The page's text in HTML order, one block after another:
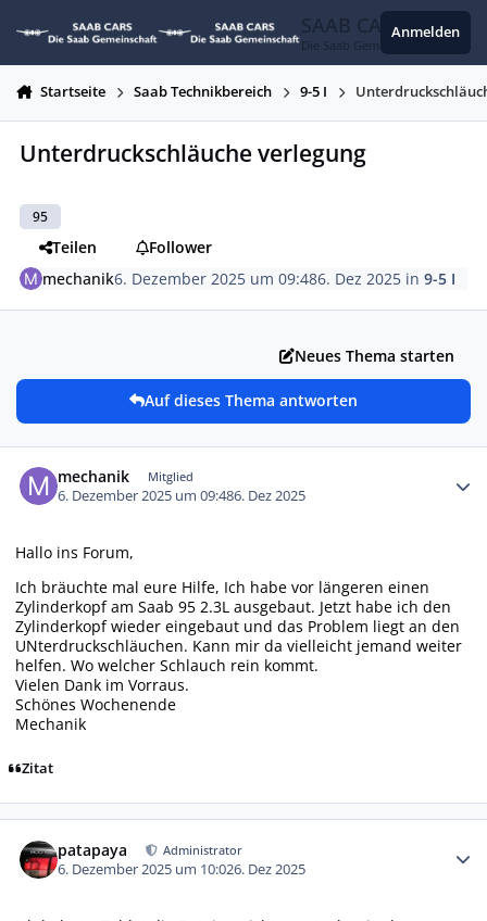
SAAB CARS
Die Saab Gemeinschaft
Anmelden
Startseite Saab Technikbereich 9-5 I
Unterdruckschläuche verlegung
95
Teilen
Follower
mechanik6. Dezember 2025 um 09:486. Dez 2025 in9-5 I
Neues Thema starten
Auf dieses Thema antworten
mechanik Mitglied
6. Dezember 2025 um 09:486. Dez 2025
Hallo ins Forum,
Ich bräuchte mal eure Hilfe, Ich habe vor längeren einen
Zylinderkopf am Saab 95 2.3L ausgebaut. Jetzt habe ich den
Zylinderkopf wieder eingebaut und das Problem liegt an den
UNterdruckschläuchen. Kann mir da vielleicht jemand weiter
helfen. Wo welcher Schlauch rein kommt.
Vielen Dank im Vorraus.
Schönes Wochenende
Mechanik
Zitat
patapaya Administrator
6. Dezember 2025 um 10:026. Dez 2025